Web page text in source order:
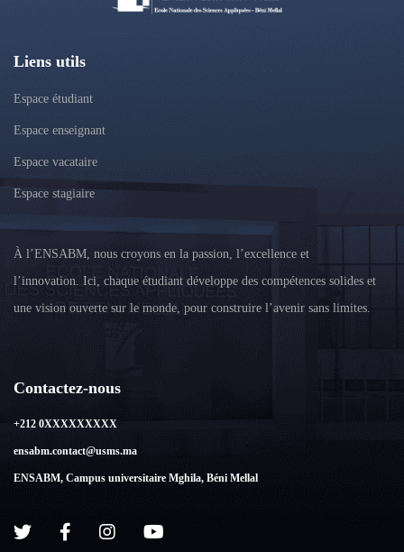
À l’ENSABM, nous croyons en la passion, l’excellence et
l’innovation. Ici, chaque étudiant développe des compétences solides et
une vision ouverte sur le monde, pour construire l’avenir sans limites.
Liens utils
Espace étudiant
Espace enseignant
Espace vacataire
Espace stagiaire
Contactez-nous
+212 0XXXXXXXXX
ensabm.contact@usms.ma
ENSABM, Campus universitaire Mghila, Béni Mellal